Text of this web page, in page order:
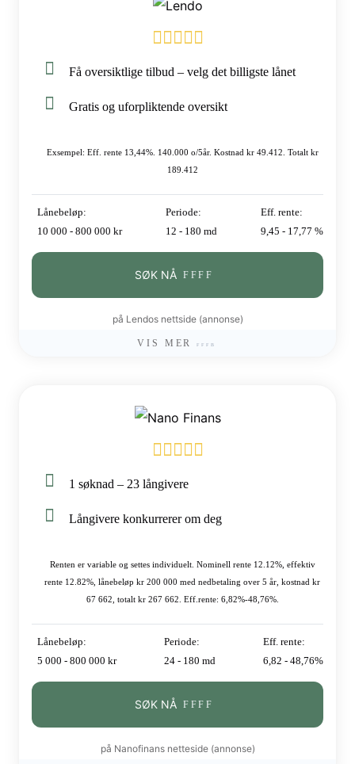
Få oversiktlige tilbud – velg det billigste lånet
Gratis og uforpliktende oversikt
Exsempel: Eff. rente 13,44%. 140.000 o/5år. Kostnad kr 49.412. Totalt kr
189.412
Lånebeløp:
10 000 - 800 000 kr
Periode:
12 - 180 md
Eff. rente:
9,45 - 17,77 %
SØK NÅ
på Lendos nettside (annonse)
VIS MER
1 søknad – 23 långivere
Långivere konkurrerer om deg
Renten er variable og settes individuelt. Nominell rente 12.12%, effektiv
rente 12.82%, lånebeløp kr 200 000 med nedbetaling over 5 år, kostnad kr
67 662, totalt kr 267 662. Eff.rente: 6,82%-48,76%.
Lånebeløp:
5 000 - 800 000 kr
Periode:
24 - 180 md
Eff. rente:
6,82 - 48,76%
SØK NÅ
på Nanofinans netteside (annonse)